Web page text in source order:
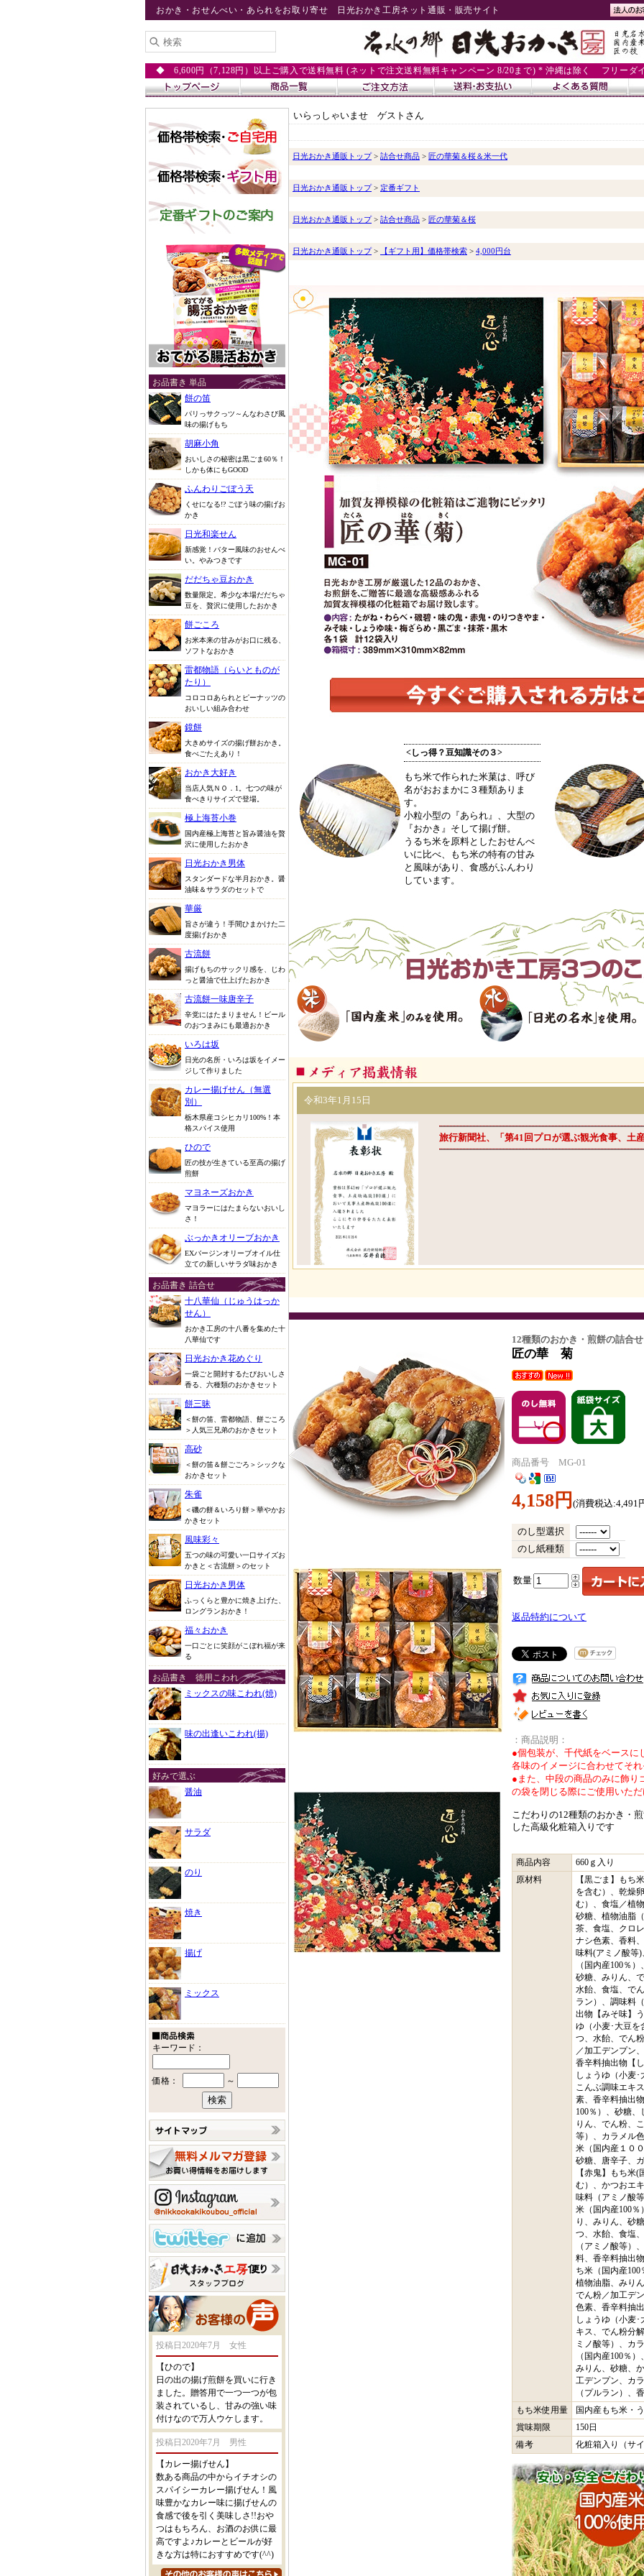
おかき・おせんべい・あられをお取り寄せ 日光おかき工房ネット通販・販売サイト
◆ 6,600円（7,128円）以上ご購入で送料無料 (ネットで注文送料無料キャンペーン 8/20まで) * 沖縄は除く フリーダ
お品書き 単品
餅の笛
パリっサクっツ～んなわさび風
味の揚げもち
胡麻小角
おいしさの秘密は黒ごま60％！
しかも体にもGOOD
ふんわりごぼう天
くせになる!? ごぼう味の揚げお
かき
日光和楽せん
新感覚！バター風味のおせんべ
い。やみつきです
だだちゃ豆おかき
数量限定。希少な本場だだちゃ
豆を、贅沢に使用したおかき
餅ごころ
お米本来の甘みがお口に残る、
ソフトなおかき
雷都物語（らいとものが
たり）
コロコロあられとピーナッツの
おいしい組み合わせ
鏡餅
大きめサイズの揚げ餅おかき。
食べごたえあり！
おかき大好き
当店人気ＮＯ．1。七つの味が
食べきりサイズで登場。
極上海苔小巻
国内産極上海苔と旨み醤油を贅
沢に使用したおかき
日光おかき男体
スタンダードな半月おかき。醤
油味＆サラダのセットで
華厳
旨さが違う！手間ひまかけた二
度揚げおかき
古流餅
揚げもちのサックリ感を、じわ
っと醤油で仕上げたおかき
古流餅一味唐辛子
辛党にはたまりません！ビール
のおつまみにも最適おかき
いろは坂
日光の名所・いろは坂をイメー
ジして作りました
カレー揚げせん（無選
別）
栃木県産コシヒカリ100%！本
格スパイス使用
ひので
匠の技が生きている至高の揚げ
煎餅
マヨネーズおかき
マヨラーにはたまらないおいし
さ！
ぶっかきオリーブおかき
EXバージンオリーブオイル仕
立ての新しいサラダ味おかき
お品書き 詰合せ
十八華仙（じゅうはっか
せん）
おかき工房の十八番を集めた十
八華仙です
日光おかき花めぐり
一袋ごと開封するたびおいしさ
香る、六種類のおかきセット
餅三昧
＜餅の笛、雷都物語、餅ごころ
＞人気三兄弟のおかきセット
高砂
＜餅の笛＆餅ごごろ＞シックな
おかきセット
朱雀
＜磯の餅＆いろり餅＞華やかお
かきセット
風味彩々
五つの味の可愛い一口サイズお
かきと＜古流餅＞のセット
日光おかき男体
ふっくらと豊かに焼き上げた、
ロングランおかき！
福々おかき
一口ごとに笑顔がこぼれ福が来
る
お品書き 徳用こわれ
ミックスの味こわれ(焼)
味の出逢いこわれ(揚)
好みで選ぶ
醤油
サラダ
のり
焼き
揚げ
ミックス
キーワード：
価格： ～
投稿日2020年7月 女性
【ひので】
日の出の揚げ煎餅を買いに行き
ました。贈答用で一つ一つが包
装されているし、甘みの強い味
付けなので万人ウケします。
投稿日2020年7月 男性
【カレー揚げせん】
数ある商品の中からイチオシの
スパイシーカレー揚げせん！風
味豊かなカレー味に揚げせんの
食感で後を引く美味しさ!!おや
つはもちろん、お酒のお供に最
高ですよ♪カレーとビールが好
きな方は特におすすめです(^^)
いらっしゃいませ ゲストさん
日光おかき通販トップ> 詰合せ商品 > 匠の華菊＆桜＆米一代
日光おかき通販トップ> 定番ギフト
日光おかき通販トップ> 詰合せ商品 > 匠の華菊＆桜
日光おかき通販トップ> 【ギフト用】価格帯検索 > 4,000円台
<しっ得？豆知識その３>
もち米で作られた米菓は、呼び
名がおおまかに３種類ありま
す。
小粒小型の『あられ』、大型の
『おかき』そして揚げ餅。
うるち米を原料としたおせんべ
いに比べ、もち米の特有の甘み
と風味があり、食感がふんわり
しています。
12種類のおかき・煎餅の詰合せ
匠の華 菊
商品番号 MG-01
4,158円 (消費税込:4,491
のし型選択
のし紙種類
数量
返品特約について
：商品説明：
●個包装が、千代紙をベースに
各味のイメージに合わせてそ
●また、中段の商品のみに飾り
の袋を閉じる際にご使用いた
こだわりの12種類のおかき・
した高級化粧箱入りです
商品内容
660ｇ入り
原材料
【黒ごま】もち
を含む）、乾燥
む）、食塩／植
砂糖、植物油脂
茶、食塩、クロ
ナシ色素、香料
味料(アミノ酸等
（国内産100％
砂糖、みりん、
水飴、食塩、で
ラン）、調味料
出物【みそ味】
ゆ（小麦･大豆を
つ、水飴、でん
／加工デンプン
香辛料抽出物【
しょうゆ（小麦
こんぶ調味エキ
素、香辛料抽出
100％）、砂糖
りん、でん粉、
等）、カラメル
米（国内産１０
砂糖、唐辛子、
【赤鬼】もち米
む）、かつおエ
味料（アミノ酸
米（国内産100
り、みりん、砂
つ、水飴、食塩
（アミノ酸等）
料、香辛料抽出
ち米（国内産
植物油脂、みり
でん粉／加工デ
色素、香辛料抽
しょうゆ（小麦
キス、でん粉分
ミノ酸等）、カ
（国内産100％
みりん、砂糖、
工デンプン、カ
（プルラン）、
もち米使用量
国内産もち米・
賞味期限
150日
備考
化粧箱入り（サ